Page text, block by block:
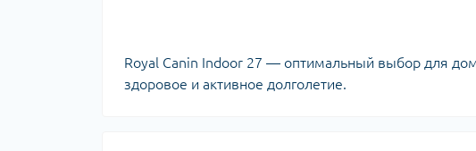
Royal Canin Indoor 27 — оптимальный выбор для
здоровое и активное долголетие.